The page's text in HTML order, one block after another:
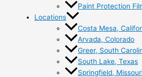
Paint Protection
Locations
Costa Mesa,
Arvada, Colorado
Greer, South
South Lake, Texas
Springfield,